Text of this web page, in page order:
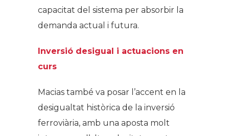
capacitat del sistema per absorbir la
demanda actual i futura.
Inversió desigual i actuacions en
curs
Macias també va posar l’accent en la
desigualtat històrica de la inversió
ferroviària, amb una aposta molt